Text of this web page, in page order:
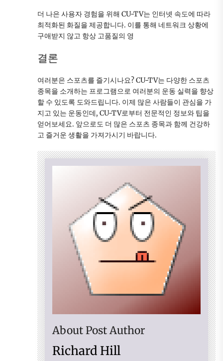
더 나은 사용자 경험을 위해 CU-TV는 인터넷 속도에 따라
최적화된 화질을 제공합니다. 이를 통해 네트워크 상황에
구애받지 않고 항상 고품질의 영
결론
여러분은 스포츠를 즐기시나요? CU-TV는 다양한 스포츠
종목을 소개하는 프로그램으로 여러분의 운동 실력을 향상
할 수 있도록 도와드립니다. 이제 많은 사람들이 관심을 가
지고 있는 운동인데, CU-TV로부터 전문적인 정보와 팁을
얻어보세요. 앞으로도 더 많은 스포츠 종목과 함께 건강하
고 즐거운 생활을 가져가시기 바랍니다.
About Post Author
Richard Hill